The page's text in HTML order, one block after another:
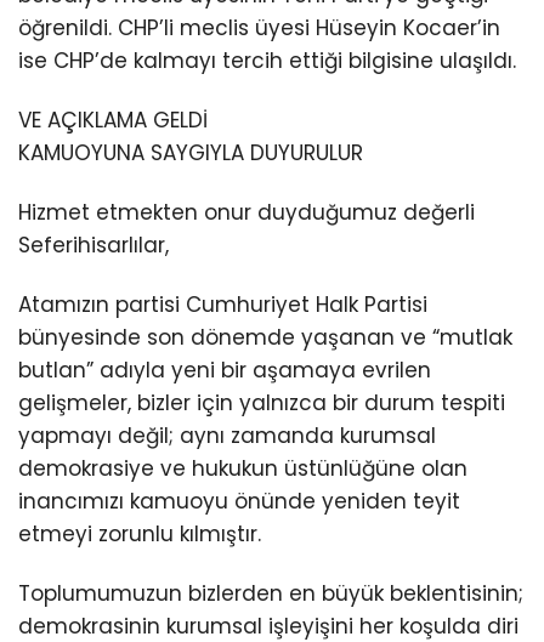
öğrenildi. CHP’li meclis üyesi Hüseyin Kocaer’in
ise CHP’de kalmayı tercih ettiği bilgisine ulaşıldı.
VE AÇIKLAMA GELDİ
KAMUOYUNA SAYGIYLA DUYURULUR
Hizmet etmekten onur duyduğumuz değerli
Seferihisarlılar,
Atamızın partisi Cumhuriyet Halk Partisi
bünyesinde son dönemde yaşanan ve “mutlak
butlan” adıyla yeni bir aşamaya evrilen
gelişmeler, bizler için yalnızca bir durum tespiti
yapmayı değil; aynı zamanda kurumsal
demokrasiye ve hukukun üstünlüğüne olan
inancımızı kamuoyu önünde yeniden teyit
etmeyi zorunlu kılmıştır.
Toplumumuzun bizlerden en büyük beklentisinin;
demokrasinin kurumsal işleyişini her koşulda diri